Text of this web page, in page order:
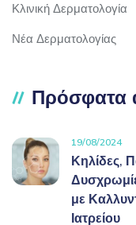
Κλινική Δερματολογία
Νέα Δερματολογίας
Πρόσφατα
19/08/2024
Κηλίδες,
με
Ιατρείου